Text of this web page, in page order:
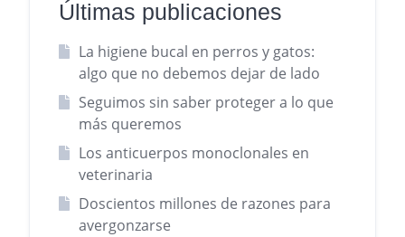
Últimas publicaciones
La higiene bucal en perros y gatos:
algo que no debemos dejar de lado
Seguimos sin saber proteger a lo que
más queremos
Los anticuerpos monoclonales en
veterinaria
Doscientos millones de razones para
avergonzarse